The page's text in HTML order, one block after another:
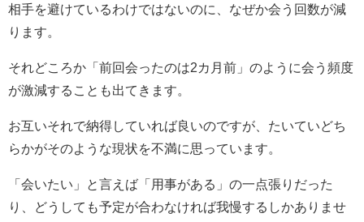
相手を避けているわけではないのに、なぜか会う回数が減
ります。
それどころか「前回会ったのは2カ月前」のように会う頻度
が激減することも出てきます。
お互いそれで納得していれば良いのですが、たいていどち
らかがそのような現状を不満に思っています。
「会いたい」と言えば「用事がある」の一点張りだった
り、どうしても予定が合わなければ我慢するしかありませ